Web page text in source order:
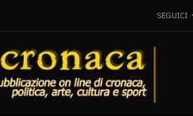
SEGUICI